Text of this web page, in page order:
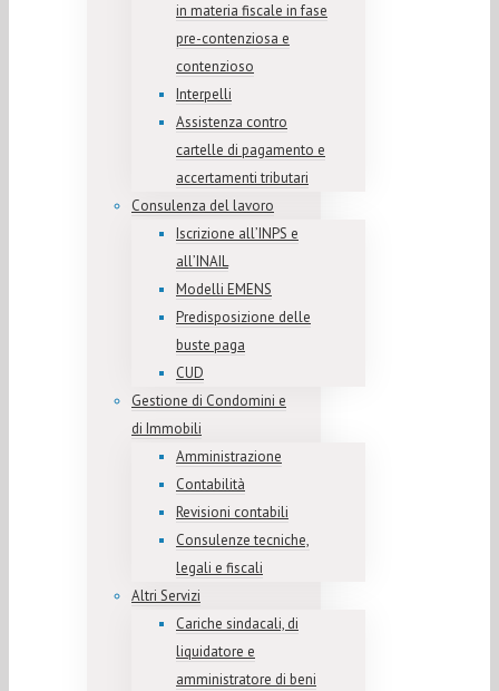
in materia fiscale in fase
pre-contenziosa e
contenzioso
Interpelli
Assistenza contro
cartelle di pagamento e
accertamenti tributari
Consulenza del lavoro
Iscrizione all’INPS e
all’INAIL
Modelli EMENS
Predisposizione delle
buste paga
CUD
Gestione di Condomini e
di Immobili
Amministrazione
Contabilità
Revisioni contabili
Consulenze tecniche,
legali e fiscali
Altri Servizi
Cariche sindacali, di
liquidatore e
amministratore di beni